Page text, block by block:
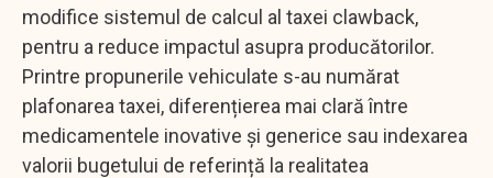
modifice sistemul de calcul al taxei clawback,
pentru a reduce impactul asupra producătorilor.
Printre propunerile vehiculate s-au numărat
plafonarea taxei, diferențierea mai clară între
medicamentele inovative și generice sau indexarea
valorii bugetului de referință la realitatea